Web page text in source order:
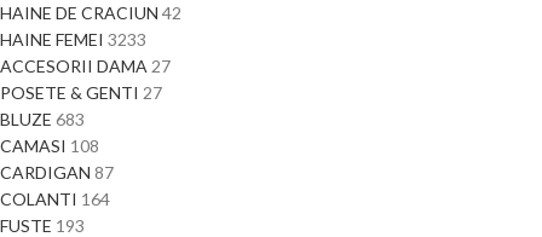
HAINE DE CRACIUN 42
HAINE FEMEI 3233
ACCESORII DAMA 27
POSETE & GENTI 27
BLUZE 683
CAMASI 108
CARDIGAN 87
COLANTI 164
FUSTE 193